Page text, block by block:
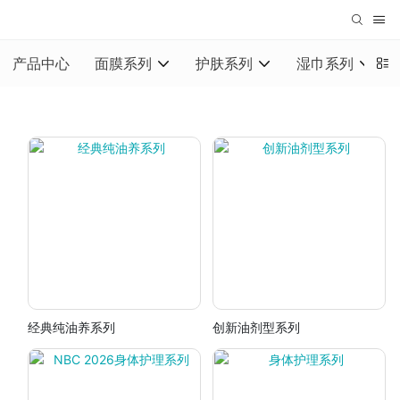
产品中心 面膜系列 护肤系列 湿巾系列
经典纯油养系列 创新油剂型系列